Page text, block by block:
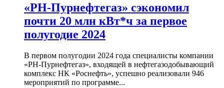
«РН-Пурнефтегаз» сэкономил
почти 20 млн кВт*ч за первое
полугодие 2024
В первом полугодии 2024 года специалисты компании
«РН-Пурнефтегаз», входящей в нефтегазодобывающий
комплекс НК «Роснефть», успешно реализовали 946
мероприятий по программе...